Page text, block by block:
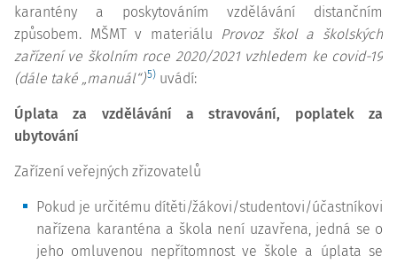
karantény a poskytováním vzdělávání distančním
způsobem. MŠMT v materiálu Provoz škol a školských
zařízení ve školním roce 2020/2021 vzhledem ke covid-19
(dále také „manuál“)5) uvádí:
Úplata za vzdělávání a stravování, poplatek za
ubytování
Zařízení veřejných zřizovatelů
Pokud je určitému dítěti/žákovi/studentovi/účastníkovi
nařízena karanténa a škola není uzavřena, jedná se o
jeho omluvenou nepřítomnost ve škole a úplata se